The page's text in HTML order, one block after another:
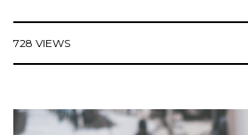
728 VIEWS